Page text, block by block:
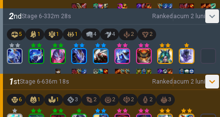
2ndStage 6-332m 28s Ranked acum 2 luni
5 1 1 1 4 4 2 2
1stStage 6-636m 18s Ranked acum 2 luni
6 1 1 3 2 2 2 2 3